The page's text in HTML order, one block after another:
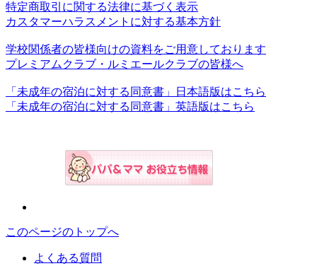
特定商取引に関する法律に基づく表示
カスタマーハラスメントに対する基本方針
学校関係者の皆様向けの資料をご用意しております
プレミアムクラブ・ルミエールクラブの皆様へ
「未成年の宿泊に対する同意書」日本語版はこちら
「未成年の宿泊に対する同意書」英語版はこちら
このページのトップへ
よくある質問